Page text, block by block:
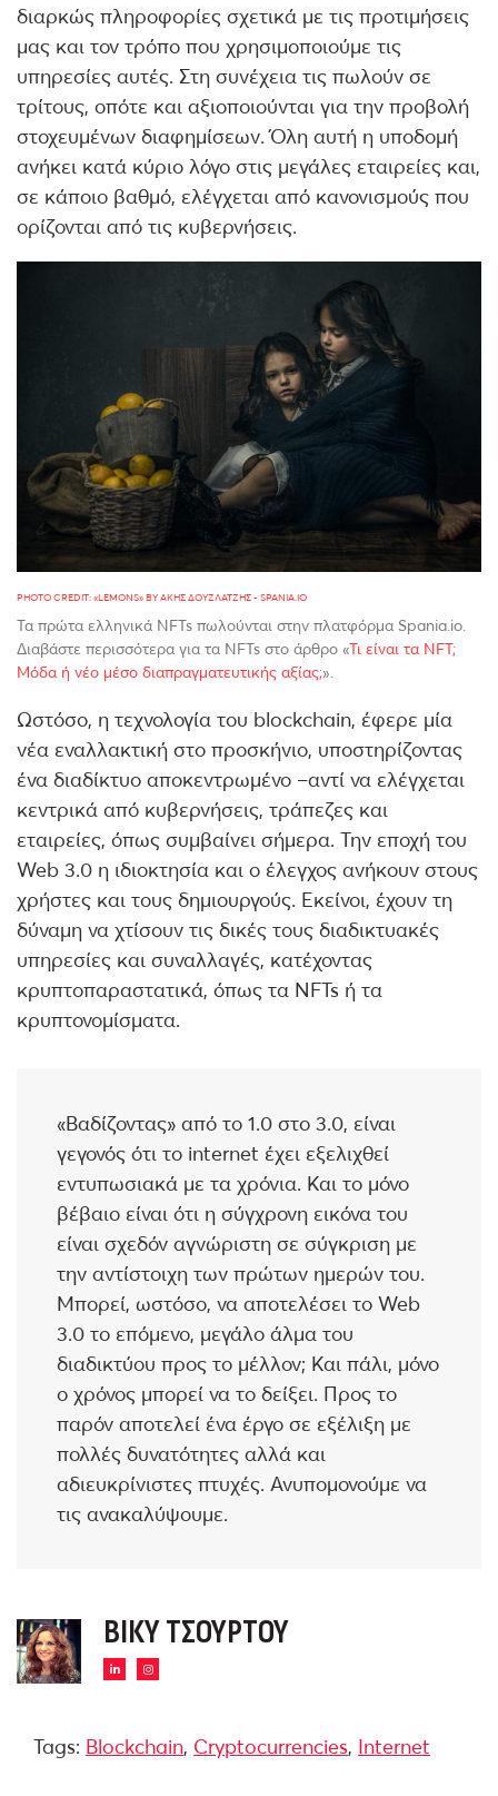
διαρκώς πληροφορίες σχετικά με τις προτιμήσεις
μας και τον τρόπο που χρησιμοποιούμε τις
υπηρεσίες αυτές. Στη συνέχεια τις πωλούν σε
τρίτους, οπότε και αξιοποιούνται για την προβολή
στοχευμένων διαφημίσεων. Όλη αυτή η υποδομή
ανήκει κατά κύριο λόγο στις μεγάλες εταιρείες και,
σε κάποιο βαθμό, ελέγχεται από κανονισμούς που
ορίζονται από τις κυβερνήσεις.
PHOTO CREDIT: «LEMONS» BY ΆΚΗΣ ΔΟΥΖΛΑΤΖΉΣ - SPANIA.IO
Τα πρώτα ελληνικά NFTs πωλούνται στην πλατφόρμα Spania.io.
Διαβάστε περισσότερα για τα NFTs στο άρθρο «Τι είναι τα NFT;
Μόδα ή νέο μέσο διαπραγματευτικής αξίας;».
Ωστόσο, η τεχνολογία του blockchain, έφερε μία
νέα εναλλακτική στο προσκήνιο, υποστηρίζοντας
ένα διαδίκτυο αποκεντρωμένο –αντί να ελέγχεται
κεντρικά από κυβερνήσεις, τράπεζες και
εταιρείες, όπως συμβαίνει σήμερα. Την εποχή του
Web 3.0 η ιδιοκτησία και ο έλεγχος ανήκουν στους
χρήστες και τους δημιουργούς. Εκείνοι, έχουν τη
δύναμη να χτίσουν τις δικές τους διαδικτυακές
υπηρεσίες και συναλλαγές, κατέχοντας
κρυπτοπαραστατικά, όπως τα NFTs ή τα
κρυπτονομίσματα.
«Βαδίζοντας» από το 1.0 στο 3.0, είναι
γεγονός ότι το internet έχει εξελιχθεί
εντυπωσιακά με τα χρόνια. Και το μόνο
βέβαιο είναι ότι η σύγχρονη εικόνα του
είναι σχεδόν αγνώριστη σε σύγκριση με
την αντίστοιχη των πρώτων ημερών του.
Μπορεί, ωστόσο, να αποτελέσει το Web
3.0 το επόμενο, μεγάλο άλμα του
διαδικτύου προς το μέλλον; Και πάλι, μόνο
ο χρόνος μπορεί να το δείξει. Προς το
παρόν αποτελεί ένα έργο σε εξέλιξη με
πολλές δυνατότητες αλλά και
αδιευκρίνιστες πτυχές. Ανυπομονούμε να
τις ανακαλύψουμε.
ΒΊΚΥ ΤΣΟΎΡΤΟΥ
Tags: Blockchain, Cryptocurrencies, Internet